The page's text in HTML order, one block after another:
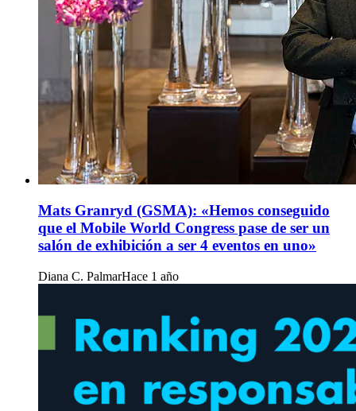
Mats Granryd (GSMA): «Hemos conseguido
que el Mobile World Congress pase de ser un
salón de exhibición a ser 4 eventos en uno»
Diana C. PalmarHace 1 año